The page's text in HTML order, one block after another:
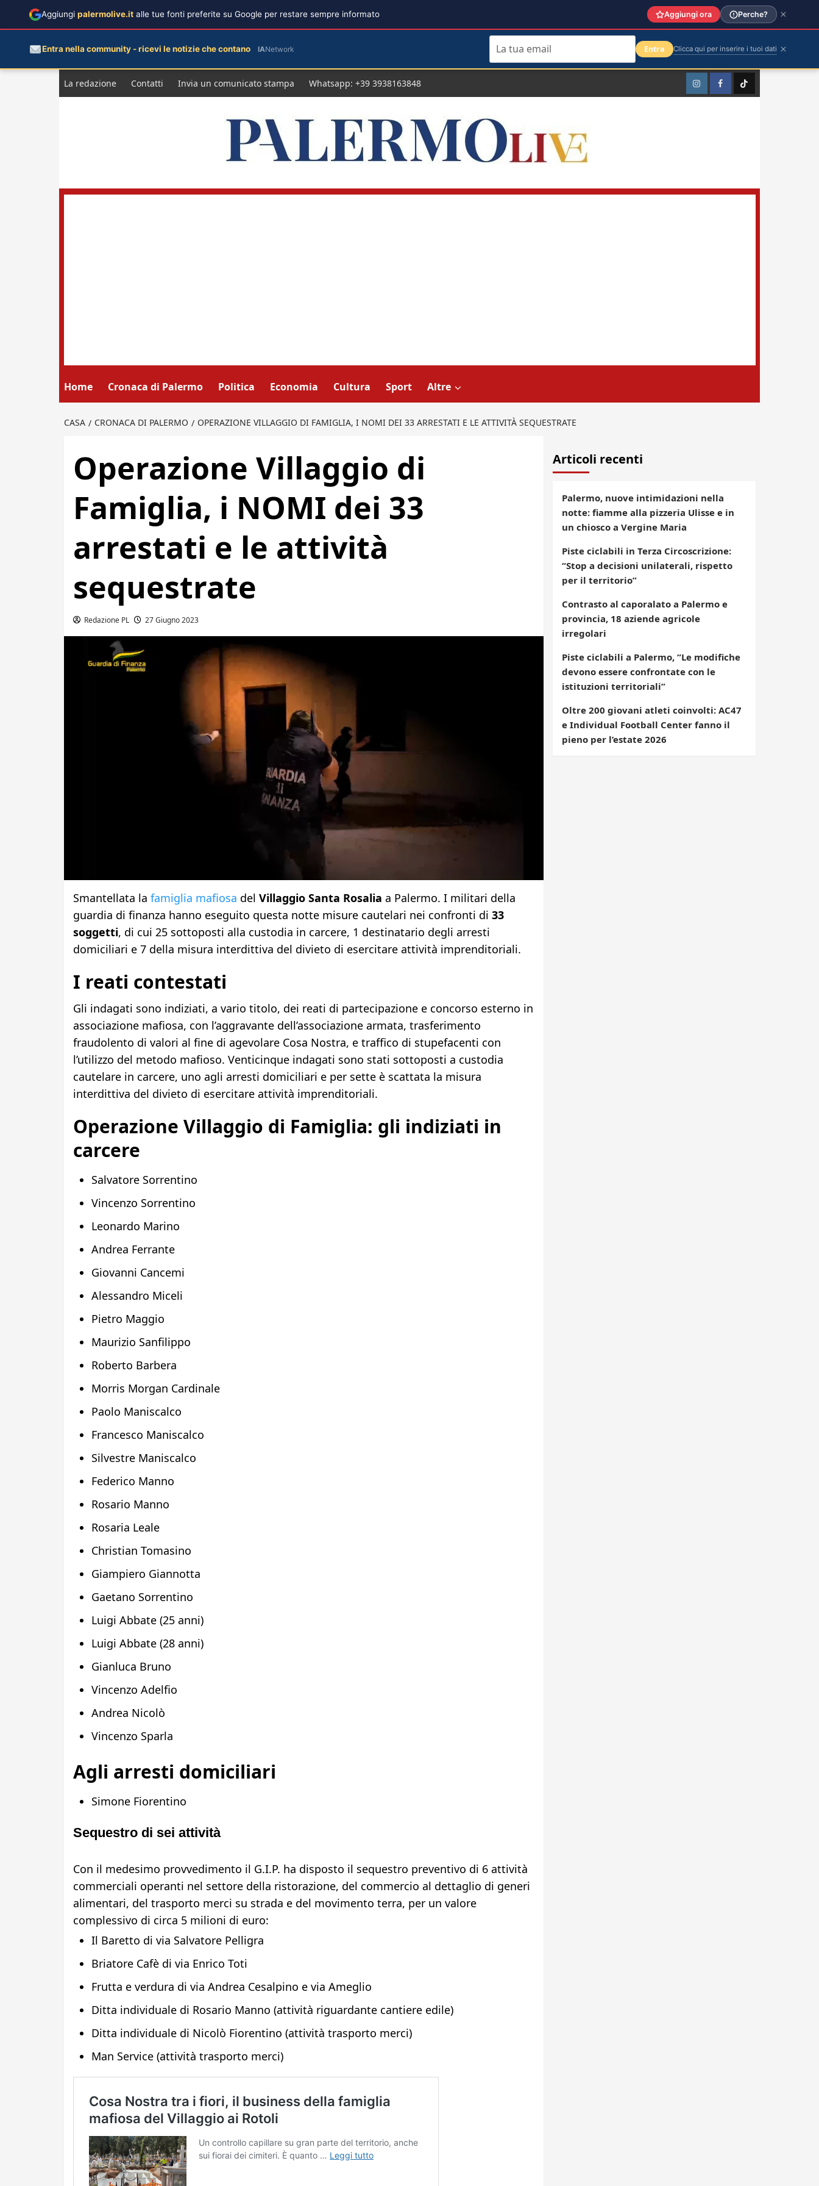
La redazione Contatti Invia un comunicato stampa Whatsapp: +39 3938163848 InstagramFacebookTikTok
Home Cronaca di Palermo Politica Economia Cultura Sport Altre
CASA CRONACA DI PALERMO OPERAZIONE VILLAGGIO DI FAMIGLIA, I NOMI DEI 33 ARRESTATI E LE ATTIVITÀ SEQUESTRATE
Operazione Villaggio di
Famiglia, i NOMI dei 33
arrestati e le attività
sequestrate
Redazione PL 27 Giugno 2023
Smantellata la famiglia mafiosa del Villaggio Santa Rosalia a Palermo. I militari della
guardia di finanza hanno eseguito questa notte misure cautelari nei confronti di 33
soggetti, di cui 25 sottoposti alla custodia in carcere, 1 destinatario degli arresti
domiciliari e 7 della misura interdittiva del divieto di esercitare attività imprenditoriali.
I reati contestati
Gli indagati sono indiziati, a vario titolo, dei reati di partecipazione e concorso esterno in
associazione mafiosa, con l’aggravante dell’associazione armata, trasferimento
fraudolento di valori al fine di agevolare Cosa Nostra, e traffico di stupefacenti con
l’utilizzo del metodo mafioso. Venticinque indagati sono stati sottoposti a custodia
cautelare in carcere, uno agli arresti domiciliari e per sette è scattata la misura
interdittiva del divieto di esercitare attività imprenditoriali.
Operazione Villaggio di Famiglia: gli indiziati in
carcere
Salvatore Sorrentino
Vincenzo Sorrentino
Leonardo Marino
Andrea Ferrante
Giovanni Cancemi
Alessandro Miceli
Pietro Maggio
Maurizio Sanfilippo
Roberto Barbera
Morris Morgan Cardinale
Paolo Maniscalco
Francesco Maniscalco
Silvestre Maniscalco
Federico Manno
Rosario Manno
Rosaria Leale
Christian Tomasino
Giampiero Giannotta
Gaetano Sorrentino
Luigi Abbate (25 anni)
Luigi Abbate (28 anni)
Gianluca Bruno
Vincenzo Adelfio
Andrea Nicolò
Vincenzo Sparla
Agli arresti domiciliari
Simone Fiorentino
Sequestro di sei attività
Con il medesimo provvedimento il G.I.P. ha disposto il sequestro preventivo di 6 attività
commerciali operanti nel settore della ristorazione, del commercio al dettaglio di generi
alimentari, del trasporto merci su strada e del movimento terra, per un valore
complessivo di circa 5 milioni di euro:
Il Baretto di via Salvatore Pelligra
Briatore Cafè di via Enrico Toti
Frutta e verdura di via Andrea Cesalpino e via Ameglio
Ditta individuale di Rosario Manno (attività riguardante cantiere edile)
Ditta individuale di Nicolò Fiorentino (attività trasporto merci)
Man Service (attività trasporto merci)
Articoli recenti
Palermo, nuove intimidazioni nella
notte: fiamme alla pizzeria Ulisse e in
un chiosco a Vergine Maria
Piste ciclabili in Terza Circoscrizione:
“Stop a decisioni unilaterali, rispetto
per il territorio”
Contrasto al caporalato a Palermo e
provincia, 18 aziende agricole
irregolari
Piste ciclabili a Palermo, “Le modifiche
devono essere confrontate con le
istituzioni territoriali”
Oltre 200 giovani atleti coinvolti: AC47
e Individual Football Center fanno il
pieno per l’estate 2026
Aggiungi palermolive.it alle tue fonti preferite su Google per restare sempre informato Aggiungi ora Perche?
Entra nella community - ricevi le notizie che contano IANetwork Entra Clicca qui per inserire i tuoi dati